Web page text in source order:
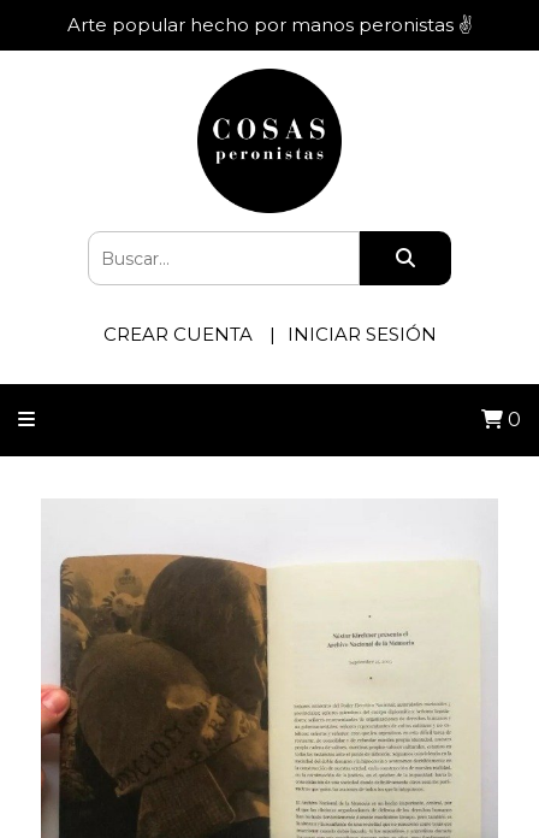
Arte popular hecho por manos peronistas ✌️
CREAR CUENTA INICIAR SESIÓN
0